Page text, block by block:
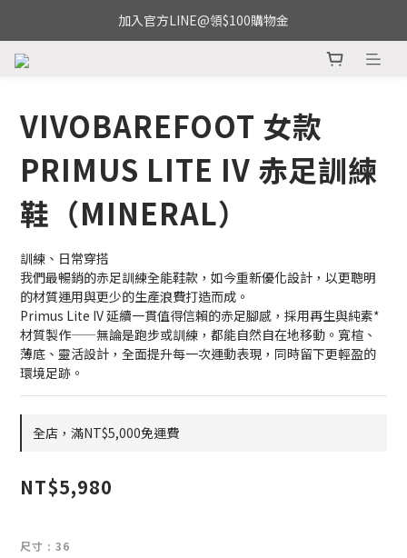
加入官方LINE@領$100購物金
VIVOBAREFOOT 女款
PRIMUS LITE IV 赤足訓練
鞋（MINERAL）
訓練、日常穿搭
我們最暢銷的赤足訓練全能鞋款，如今重新優化設計，以更聰明
的材質運用與更少的生產浪費打造而成。
Primus Lite IV 延續一貫值得信賴的赤足腳感，採用再生與純素*
材質製作——無論是跑步或訓練，都能自然自在地移動。寬楦、
薄底、靈活設計，全面提升每一次運動表現，同時留下更輕盈的
環境足跡。
全店，滿NT$5,000免運費
NT$5,980
尺寸 : 36